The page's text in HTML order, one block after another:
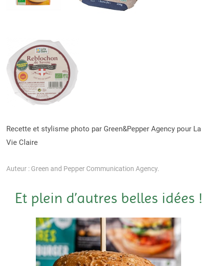
Recette et stylisme photo par Green&Pepper Agency pour La
Vie Claire
Auteur : Green and Pepper Communication Agency.
Et plein d’autres belles idées !